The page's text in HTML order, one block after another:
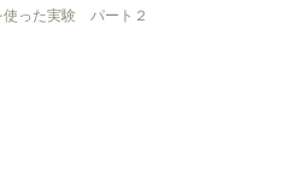
使った実験 パート２